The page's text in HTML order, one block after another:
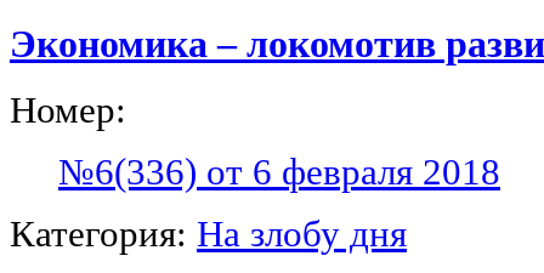
Экономика – локомотив
Номер:
№6(336) от 6 февраля 2018
Категория: На злобу дня